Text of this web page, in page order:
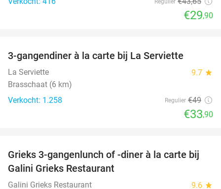
€29,90
3-gangendiner à la carte bij La Serviette
La Serviette 9.7 star
Brasschaat (6 km)
Verkocht: 1.258
Regulier €49
€33,90
34%
Grieks 3-gangenlunch of -diner à la carte bij
Galini Grieks Restaurant
Galini Grieks Restaurant 9.6 star